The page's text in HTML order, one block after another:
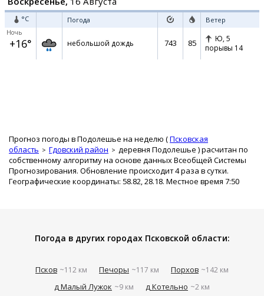
°C Погода Ветер
Ночь
+16° небольшой дождь 743 85 Ю, 5
порывы 14
Прогноз погоды в Подолешье на неделю (Псковская
область
Гдовский район деревня Подолешье ) расчитан по
собственному алгоритму на основе данных Всеобщей Системы
Прогнозирования. Обновление происходит 4 раза в сутки.
Географические координаты: 58.82, 28.18. Местное время 7:50
Погода в других городах Псковской области:
Псков ~112 км Печоры ~117 км Порхов ~142 км
д Малый Лужок ~9 км д Котельно ~2 км